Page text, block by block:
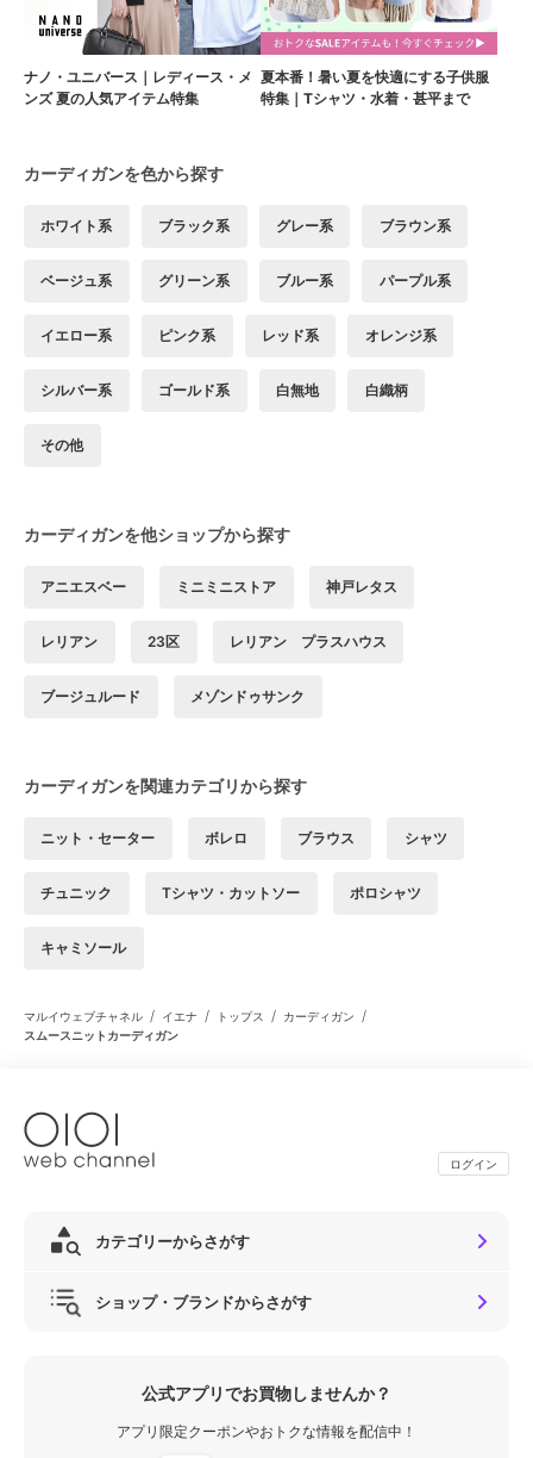
ナノ・ユニバース｜レディース・メ
ンズ 夏の人気アイテム特集
夏本番！暑い夏を快適にする子供服
特集｜Tシャツ・水着・甚平まで
カーディガンを色から探す
ホワイト系 ブラック系 グレー系 ブラウン系
ベージュ系 グリーン系 ブルー系 パープル系
イエロー系 ピンク系 レッド系 オレンジ系
シルバー系 ゴールド系 白無地 白織柄
その他
カーディガンを他ショップから探す
アニエスベー ミニミニストア 神戸レタス
レリアン 23区 レリアン プラスハウス
ブージュルード メゾンドゥサンク
カーディガンを関連カテゴリから探す
ニット・セーター ボレロ ブラウス シャツ
チュニック Tシャツ・カットソー ポロシャツ
キャミソール
マルイウェブチャネル / イエナ / トップス / カーディガン /
スムースニットカーディガン
ログイン
カテゴリーからさがす
ショップ・ブランドからさがす
公式アプリでお買物しませんか？
アプリ限定クーポンやおトクな情報を配信中！